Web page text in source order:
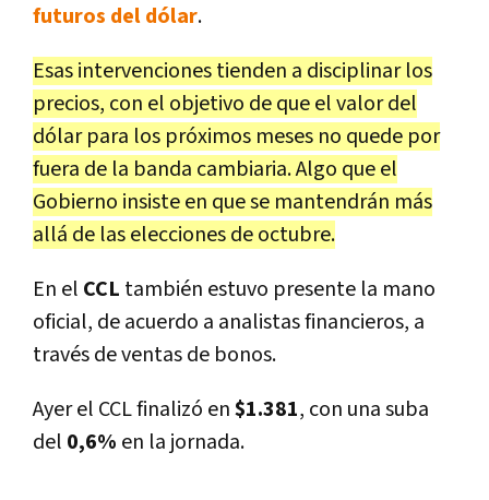
futuros del dólar.
Esas intervenciones tienden a disciplinar los
precios, con el objetivo de que el valor del
dólar para los próximos meses no quede por
fuera de la banda cambiaria. Algo que el
Gobierno insiste en que se mantendrán más
allá de las elecciones de octubre.
En el CCL también estuvo presente la mano
oficial, de acuerdo a analistas financieros, a
través de ventas de bonos.
Ayer el CCL finalizó en$1.381, con una suba
del 0,6% en la jornada.